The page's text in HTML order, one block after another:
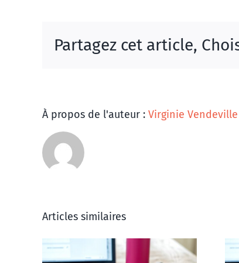
Partagez cet article,
À propos de l'auteur : Virginie Vendeville
Articles similaires